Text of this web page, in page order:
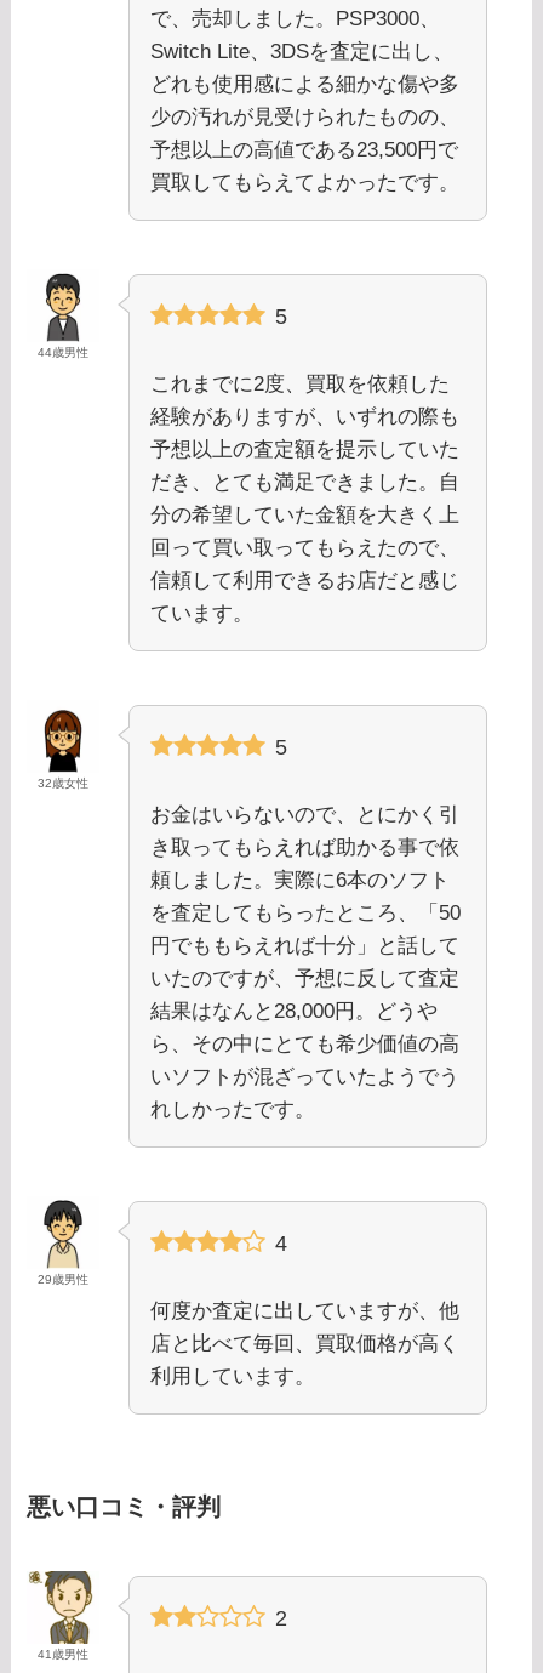
で、売却しました。PSP3000、
Switch Lite、3DSを査定に出し、
どれも使用感による細かな傷や多
少の汚れが見受けられたものの、
予想以上の高値である23,500円で
買取してもらえてよかったです。
44歳男性
5
これまでに2度、買取を依頼した
経験がありますが、いずれの際も
予想以上の査定額を提示していた
だき、とても満足できました。自
分の希望していた金額を大きく上
回って買い取ってもらえたので、
信頼して利用できるお店だと感じ
ています。
32歳女性
5
お金はいらないので、とにかく引
き取ってもらえれば助かる事で依
頼しました。実際に6本のソフト
を査定してもらったところ、「50
円でももらえれば十分」と話して
いたのですが、予想に反して査定
結果はなんと28,000円。どうや
ら、その中にとても希少価値の高
いソフトが混ざっていたようでう
れしかったです。
29歳男性
4
何度か査定に出していますが、他
店と比べて毎回、買取価格が高く
利用しています。
悪い口コミ・評判
41歳男性
2